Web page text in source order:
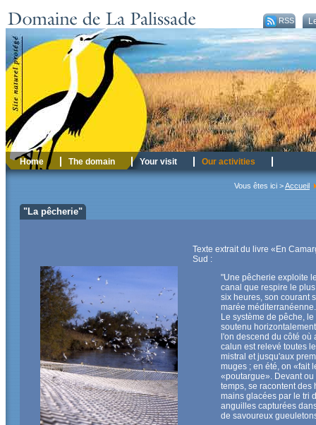
RSS
Home The domain Your visit Our activities
Vous êtes ici >Accueil
"La pêcherie"
Texte extrait du livre «En
Sud :
"Une pêcherie exploite
canal que respire le
six heures, son courant
marée méditerranéenne.
Le système de pêche,
soutenu
l'on descend du côté
calun est relevé toutes
mistral et jusqu'aux
muges ; en été, on «fait
«poutargue». Devant
temps, se racontent des
mains glacées par le tri
anguilles capturées
de savoureux